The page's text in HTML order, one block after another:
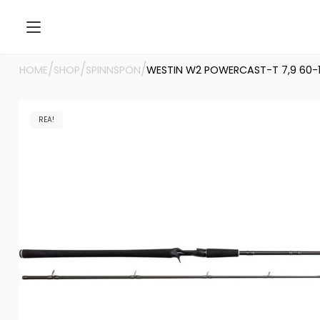
HOME/SHOP/SPINNSPÖN/WESTIN W2 POWERCAST-T 7,9 60-
REA!